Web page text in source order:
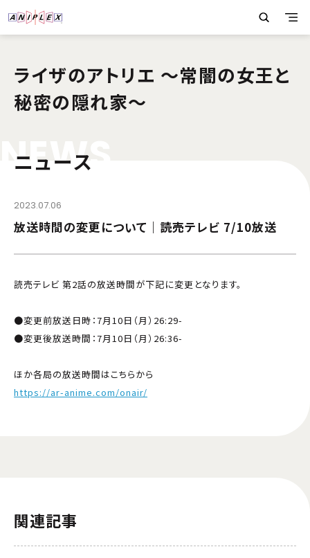
ライザのアトリエ 〜常闇の女王と
秘密の隠れ家〜
NEWS
ニュース
2023.07.06
放送時間の変更について｜読売テレビ 7/10放送
読売テレビ 第2話の放送時間が下記に変更となります。
●変更前放送日時：7月10日（月）26:29-
●変更後放送時間：7月10日（月）26:36-
ほか各局の放送時間はこちらから
https://ar-anime.com/onair/
関連記事